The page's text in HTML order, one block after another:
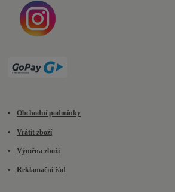
Obchodní podmínky
Vrátit zboží
Výměna zboží
Reklamační řád